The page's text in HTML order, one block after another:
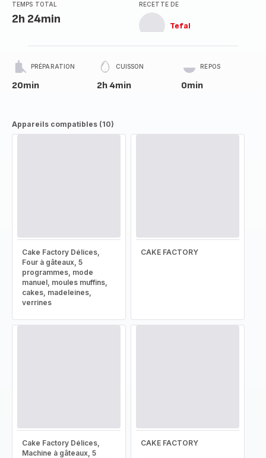
TEMPS TOTAL
2h 24min
RECETTE DE
Tefal
PRÉPARATION
20min
CUISSON
2h 4min
REPOS
0min
Appareils compatibles (10)
Cake Factory Délices,
Four à gâteaux, 5
programmes, mode
manuel, moules muffins,
cakes, madeleines,
verrines
CAKE FACTORY
Cake Factory Délices,
Machine à gâteaux, 5
CAKE FACTORY